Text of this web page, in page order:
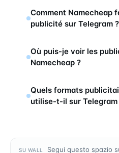
Comment Namecheap
publicité sur Telegram ?
Où puis-je voir les
Namecheap ?
Quels formats
utilise-t-il sur Telegram
SU WALL
Segui questo spazio